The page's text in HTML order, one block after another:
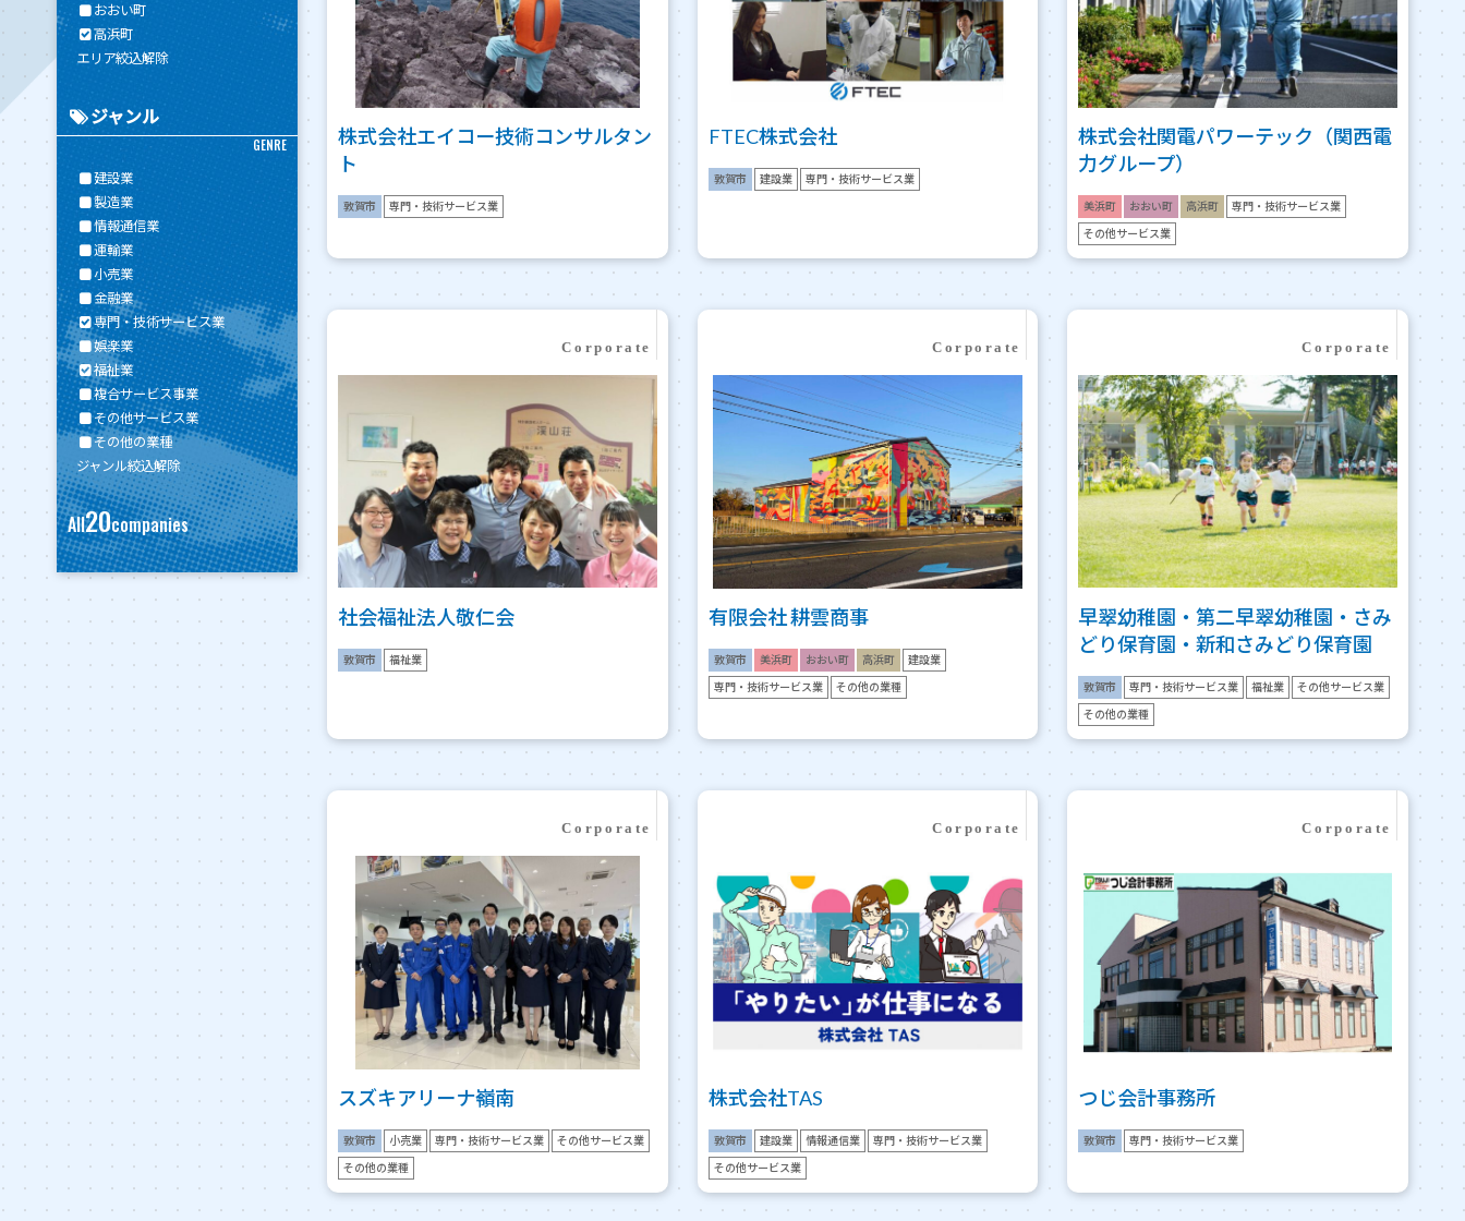
おおい町
高浜町
エリア絞込解除
ジャンル
GENRE
建設業
製造業
情報通信業
運輸業
小売業
金融業
専門・技術サービス業
娯楽業
福祉業
複合サービス事業
その他サービス業
その他の業種
ジャンル絞込解除
All20companies
株式会社エイコー技術コンサルタン
ト
敦賀市 専門・技術サービス業
FTEC株式会社
敦賀市 建設業 専門・技術サービス業
株式会社関電パワーテック（関西電
力グループ）
美浜町 おおい町 高浜町 専門・技術サービス業
その他サービス業
社会福祉法人敬仁会
敦賀市 福祉業
有限会社 耕雲商事
敦賀市 美浜町 おおい町 高浜町 建設業
専門・技術サービス業 その他の業種
早翠幼稚園・第二早翠幼稚園・さみ
どり保育園・新和さみどり保育園
敦賀市 専門・技術サービス業 福祉業 その他サービス業
その他の業種
スズキアリーナ嶺南
敦賀市 小売業 専門・技術サービス業 その他サービス業
その他の業種
株式会社TAS
敦賀市 建設業 情報通信業 専門・技術サービス業
その他サービス業
つじ会計事務所
敦賀市 専門・技術サービス業